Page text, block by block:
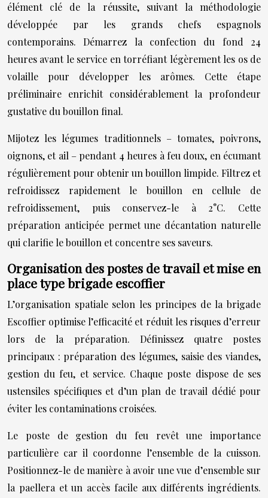
élément clé de la réussite, suivant la méthodologie
développée par les grands chefs espagnols
contemporains. Démarrez la confection du fond 24
heures avant le service en torréfiant légèrement les os de
volaille pour développer les arômes. Cette étape
préliminaire enrichit considérablement la profondeur
gustative du bouillon final.
Mijotez les légumes traditionnels – tomates, poivrons,
oignons, et ail – pendant 4 heures à feu doux, en écumant
régulièrement pour obtenir un bouillon limpide. Filtrez et
refroidissez rapidement le bouillon en cellule de
refroidissement, puis conservez-le à 2°C. Cette
préparation anticipée permet une décantation naturelle
qui clarifie le bouillon et concentre ses saveurs.
Organisation des postes de travail et mise en
place type brigade escoffier
L’organisation spatiale selon les principes de la brigade
Escoffier optimise l’efficacité et réduit les risques d’erreur
lors de la préparation. Définissez quatre postes
principaux : préparation des légumes, saisie des viandes,
gestion du feu, et service. Chaque poste dispose de ses
ustensiles spécifiques et d’un plan de travail dédié pour
éviter les contaminations croisées.
Le poste de gestion du feu revêt une importance
particulière car il coordonne l’ensemble de la cuisson.
Positionnez-le de manière à avoir une vue d’ensemble sur
la paellera et un accès facile aux différents ingrédients.